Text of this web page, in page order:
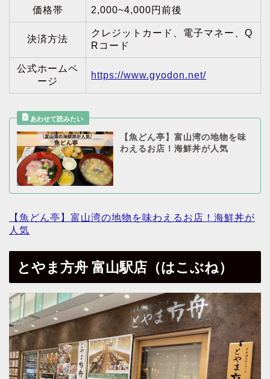
価格帯 2,000~4,000円前後
決済方法
クレジットカード、電子マネー、Q
Rコード
公式ホームペ
ージ
https://www.gyodon.net/
【魚どん亭】富山湾の地物を味
わえるお店！海鮮丼が人気
【魚どん亭】富山湾の地物を味わえるお店！海鮮丼が
人気
とやま方舟 富山駅店（はこぶね）